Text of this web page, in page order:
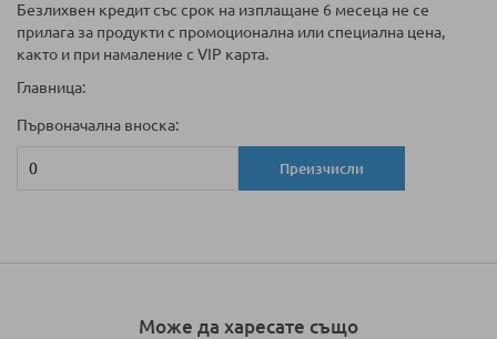
Безлихвен кредит със срок на изплащане 6 месеца не се
прилага за продукти с промоционална или специална цена,
както и при намаление с VIP карта.
Главница:
Първоначална вноска:
Преизчисли
Може да харесате също